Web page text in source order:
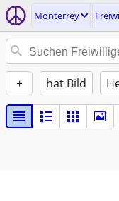
Monterrey
+ hat Bild